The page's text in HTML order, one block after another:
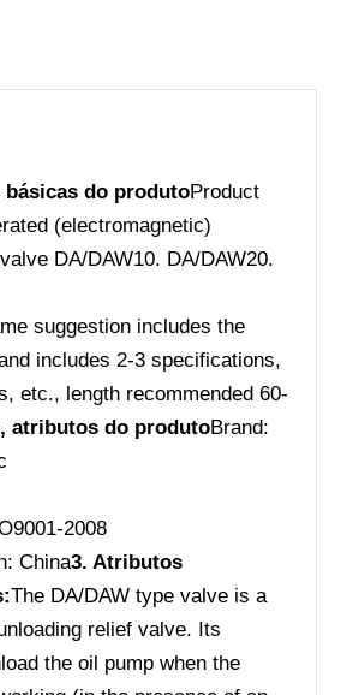
básicas do produtoProduct
(electromagnetic)
DA/DAW10. DA/DAW20.
suggestion includes the
includes 2-3 specifications,
etc., length recommended 60-
atributos do produtoBrand:
2008
China3. Atributos
The DA/DAW type valve is a
relief valve. Its
the oil pump when the